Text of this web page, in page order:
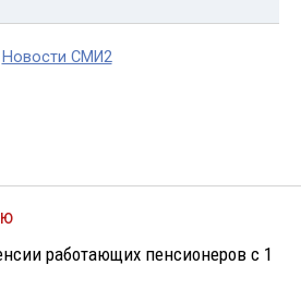
Новости СМИ2
работающих пенсионеров с 1